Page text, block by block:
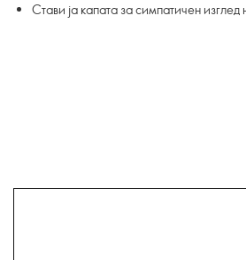
Стави ја капата за симпатичен